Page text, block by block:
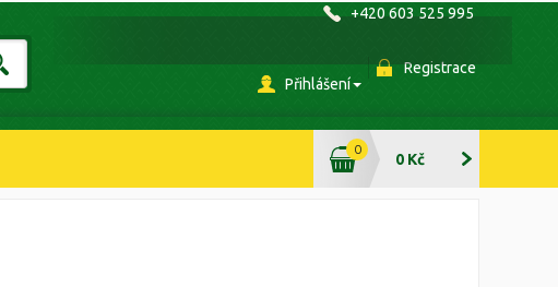
+420 603 525 995
Přihlášení
Registrace
0
0 Kč